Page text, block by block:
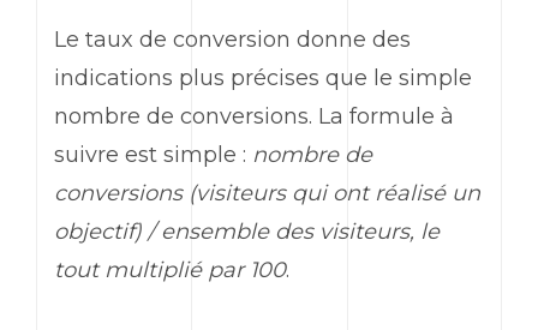
Le taux de conversion donne des
indications plus précises que le simple
nombre de conversions. La formule à
suivre est simple : nombre de
conversions (visiteurs qui ont réalisé un
objectif) / ensemble des visiteurs, le
tout multiplié par 100.